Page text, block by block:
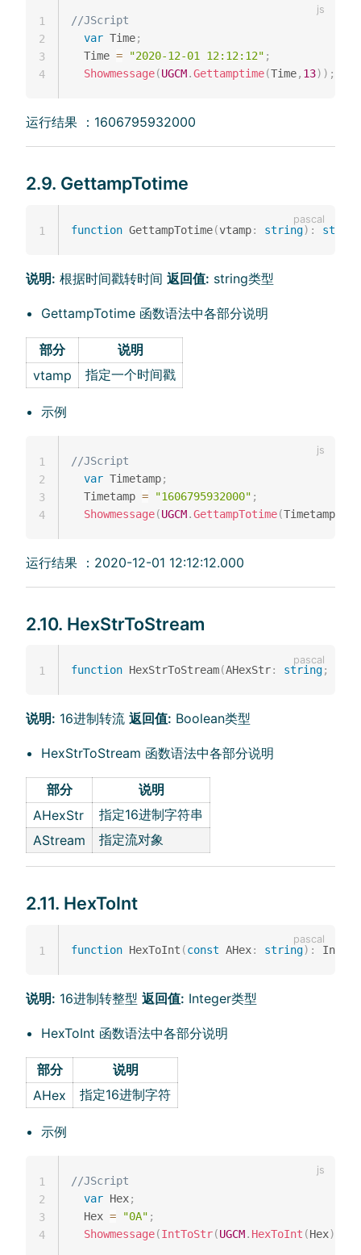
//JScript
var Time;
  Time
= "2020-12-01 12:12:12" ;
Showmessage(UGCM.Gettamptime(Time, 13) ) ;
1
2
3
4
运行结果 ：1606795932000
2.9. GettampTotime
function GettampTotime(vtamp: string) : string
1
说明: 根据时间戳转时间 返回值: string类型
GettampTotime 函数语法中各部分说明
部分
说明
vtamp
指定一个时间戳
示例
//JScript
var Timetamp;
  Timetamp
= "1606795932000" ;
Showmessage(UGCM.GettampTotime(Timetamp
1
2
3
4
运行结果 ：2020-12-01 12:12:12.000
2.10. HexStrToStream
function HexStrToStream(AHexStr: string;
1
说明: 16进制转流 返回值: Boolean类型
HexStrToStream 函数语法中各部分说明
部分
说明
AHexStr
指定16进制字符串
AStream
指定流对象
2.11. HexToInt
function HexToInt (const AHex: string) :
1
说明: 16进制转整型 返回值: Integer类型
HexToInt 函数语法中各部分说明
部分
说明
AHex
指定16进制字符
示例
//JScript
var Hex;
  Hex
= "0A" ;
Showmessage(IntToStr(UGCM. HexToInt (Hex)
1
2
3
4